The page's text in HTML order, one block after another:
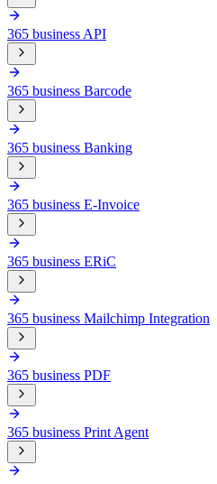
365 business API
365 business Barcode
365 business Banking
365 business E-Invoice
365 business ERiC
365 business Mailchimp Integration
365 business PDF
365 business Print Agent